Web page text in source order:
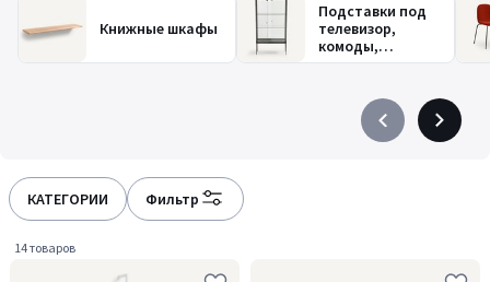
Книжные шкафы
Подставки под
телевизор,
комоды,
гардеробные
PrécédentSuivant
КАТЕГОРИИ Фильтр
14 товаров